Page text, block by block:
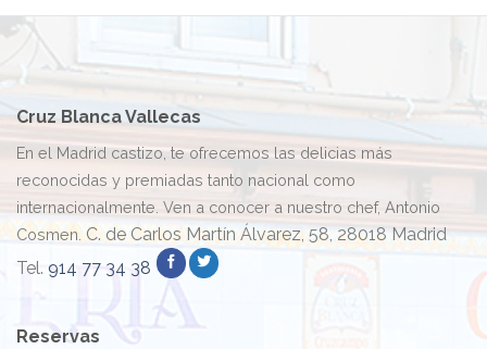
Cruz Blanca Vallecas
En el Madrid castizo, te ofrecemos las delicias más
reconocidas y premiadas tanto nacional como
internacionalmente. Ven a conocer a nuestro chef, Antonio
Cosmen. C. de Carlos Martín Álvarez, 58, 28018 Madrid
Tel. 914 77 34 38
Reservas